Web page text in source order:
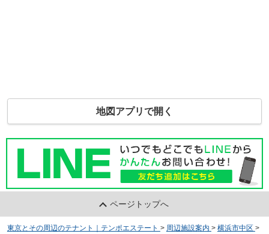
地図アプリで開く
ページトップへ
東京とその周辺のテナント｜テンポエステート > 周辺施設案内 > 横浜市中区 >